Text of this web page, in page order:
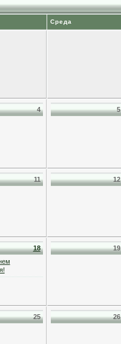
Среда
4 5
11 12
18
19
25 26